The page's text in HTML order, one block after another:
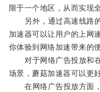
限于一个地区，从而实现
另外，通过高速线路的
加速器可以让用户的上网
你体验到网络加速带来的便
对于网络广告投放和在
场景，蘑菇加速器可以更
在网络广告投放方面，